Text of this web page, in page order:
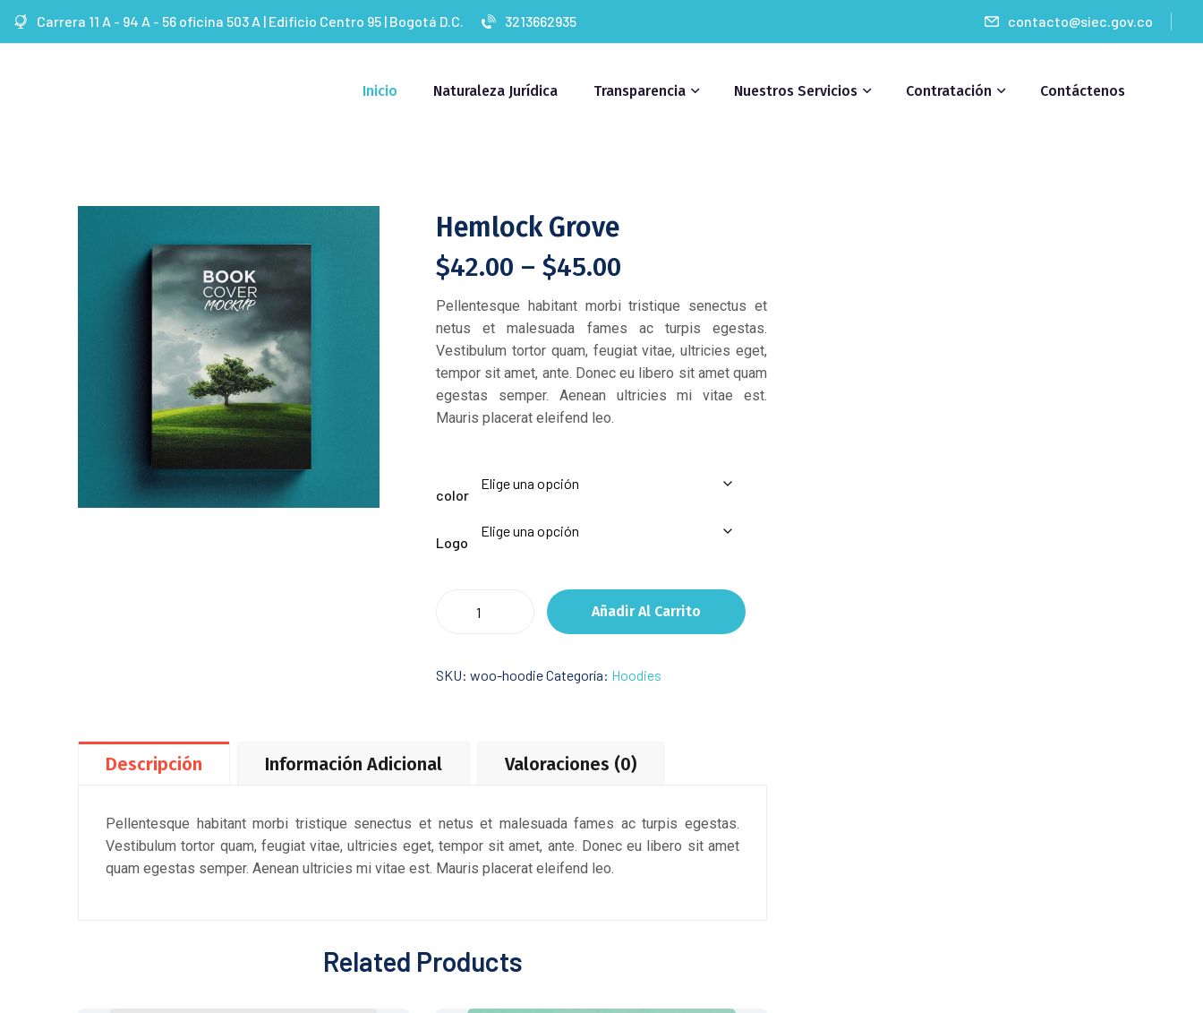
Carrera 11 A - 94 A - 56 oficina 503 A | Edificio Centro 95 | Bogotá D.C. 3213662935 contacto@siec.gov.co
Inicio Naturaleza Jurídica Transparencia Nuestros Servicios Contratación Contáctenos
Hemlock Grove
$42.00 – $45.00
$42.00
through
$45.00
Pellentesque habitant morbi tristique senectus et
netus et malesuada fames ac turpis egestas.
Vestibulum tortor quam, feugiat vitae, ultricies eget,
tempor sit amet, ante. Donec eu libero sit amet quam
egestas semper. Aenean ultricies mi vitae est.
Mauris placerat eleifend leo.
color
Logo
Añadir Al Carrito
SKU: woo-hoodieCategoría: Hoodies
Descripción Información Adicional Valoraciones (0)
Pellentesque habitant morbi tristique senectus et netus et malesuada fames ac turpis egestas.
Vestibulum tortor quam, feugiat vitae, ultricies eget, tempor sit amet, ante. Donec eu libero sit amet
quam egestas semper. Aenean ultricies mi vitae est. Mauris placerat eleifend leo.
Related Products